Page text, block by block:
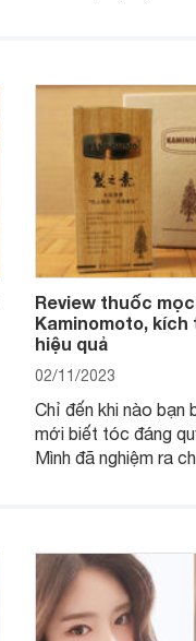
Review thuốc
Kaminomoto,
hiệu quả
02/11/2023
Chỉ đến khi nào bạn
mới biết tóc đáng
Mình đã nghiệm ra
gội, xả, trang bị cả
mà vẫn chưa cải